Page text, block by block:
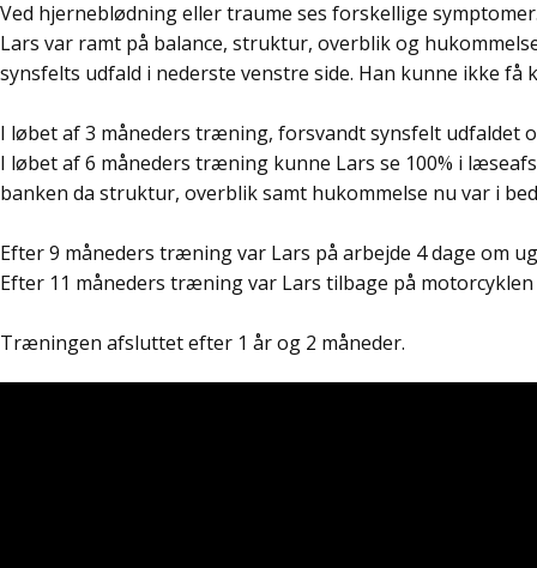
Ved hjerneblødning eller traume ses forskellige
Lars var ramt på balance, struktur, overblik og
synsfelts udfald i nederste venstre side. Han kunne ikke
I løbet af 3 måneders træning, forsvandt synsfelt udfaldet
I løbet af 6 måneders træning kunne Lars se 100% i
banken da struktur, overblik samt hukommelse nu var i
Efter 9 måneders træning var Lars på arbejde 4 dage om
Efter 11 måneders træning var Lars tilbage på
Træningen afsluttet efter 1 år og 2 måneder.